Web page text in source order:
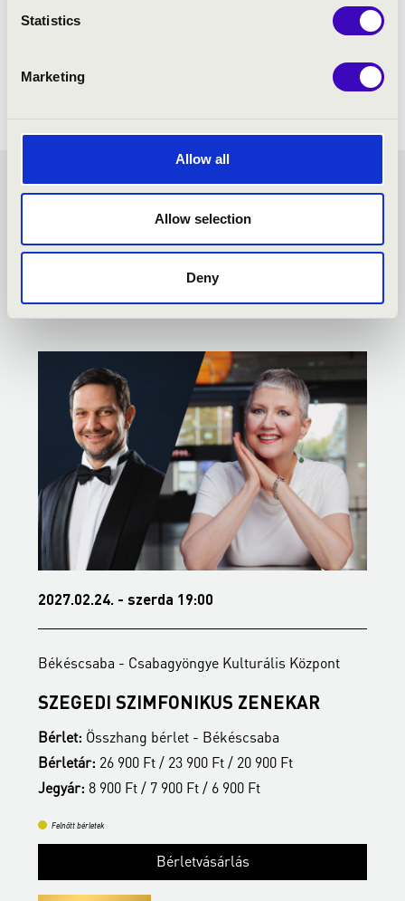
Statistics
Marketing
Allow all
Allow selection
Deny
ÖSSZHANG BÉRLET -
BÉKÉSCSABA - TOVÁBBI
KONCERTEK
2027.02.24. - szerda 19:00
Békéscsaba - Csabagyöngye Kulturális Központ
SZEGEDI SZIMFONIKUS ZENEKAR
Bérlet: Összhang bérlet - Békéscsaba
Bérletár: 26 900 Ft / 23 900 Ft / 20 900 Ft
Jegyár: 8 900 Ft / 7 900 Ft / 6 900 Ft
Felnőtt bérletek
Bérletvásárlás